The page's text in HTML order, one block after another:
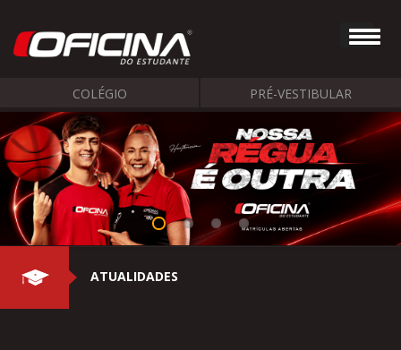
COLÉGIO PRÉ-VESTIBULAR
ATUALIDADES